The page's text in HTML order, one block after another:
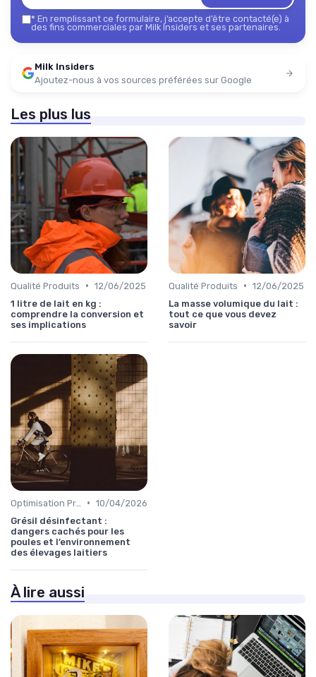
* En remplissant ce formulaire, j’accepte d’être contacté(e) à
des fins commerciales par Milk Insiders et ses partenaires.
Milk Insiders
Ajoutez-nous à vos sources préférées sur Google
Les plus lus
Qualité Produits • 12/06/2025
1 litre de lait en kg :
comprendre la conversion et
ses implications
Qualité Produits • 12/06/2025
La masse volumique du lait :
tout ce que vous devez
savoir
• 10/04/2026
Grésil désinfectant :
dangers cachés pour les
poules et l’environnement
des élevages laitiers
À lire aussi